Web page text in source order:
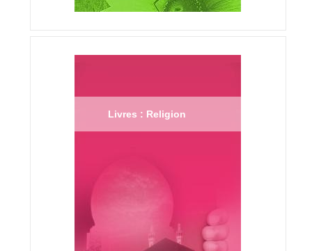
Livres : Religion